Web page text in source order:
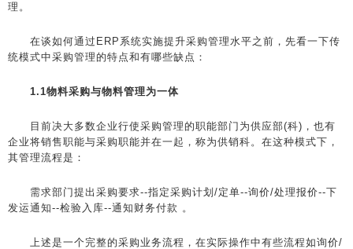
理。
在谈如何通过ERP系统实施提升采购管理水平之前，先看一下传
统模式中采购管理的特点和有哪些缺点：
1.1物料采购与物料管理为一体
目前决大多数企业行使采购管理的职能部门为供应部(科)，也有
企业将销售职能与采购职能并在一起，称为供销科。在这种模式下，
其管理流程是：
需求部门提出采购要求--指定采购计划/定单--询价/处理报价--下
发运通知--检验入库--通知财务付款 。
上述是一个完整的采购业务流程，在实际操作中有些流程如询价/